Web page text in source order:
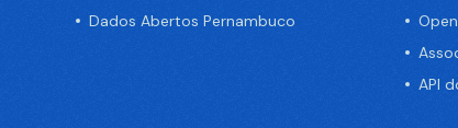
Dados Abertos Pernambuco
API